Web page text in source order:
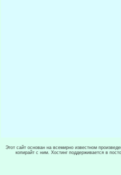
Этот сайт основан на всемирно известном
копирайт с ним. Хостинг поддерживается в